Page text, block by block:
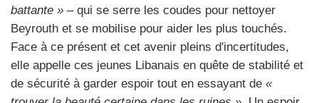
battante » –qui se serre les coudes pour nettoyer
Beyrouth et se mobilise pour aider les plus touchés.
Face à ce présent et cet avenir pleins d'incertitudes,
elle appelle ces jeunes Libanais en quête de stabilité et
de sécurité à garder espoir tout en essayant de «